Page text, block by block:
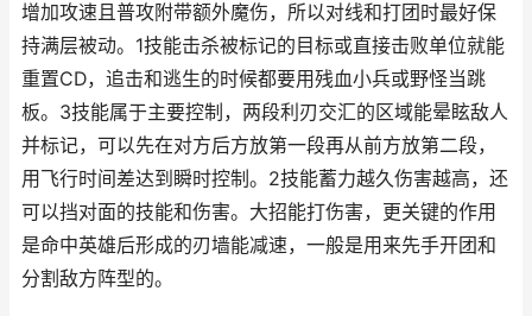
增加攻速且普攻附带额外魔伤，所以对线和打团时最好保
持满层被动。1技能击杀被标记的目标或直接击败单位就能
重置CD，追击和逃生的时候都要用残血小兵或野怪当跳
板。3技能属于主要控制，两段利刃交汇的区域能晕眩敌人
并标记，可以先在对方后方放第一段再从前方放第二段，
用飞行时间差达到瞬时控制。2技能蓄力越久伤害越高，还
可以挡对面的技能和伤害。大招能打伤害，更关键的作用
是命中英雄后形成的刃墙能减速，一般是用来先手开团和
分割敌方阵型的。